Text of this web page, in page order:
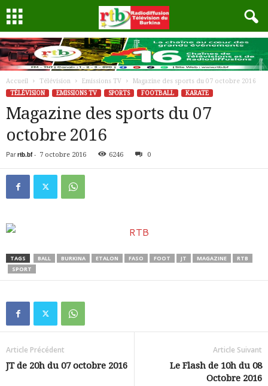
Accueil Télévision Emissions TV
Magazine des sports du 07 octobre 2016
TÉLÉVISION
EMISSIONS TV SPORTS FOOTBALL KARATE
Magazine des sports du 07
octobre 2016
Par rtb.bf- 7 octobre 2016 6246 0
TAGS BALL BURKINA ETALON FASO FOOT JT MAGAZINE
RTB
SPORT
Article Précédent
JT de 20h du 07 octobre 2016
Article Suivant
Le Flash de 10h du 08
Octobre 2016